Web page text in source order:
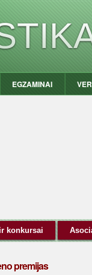
EGZAMINAI
konkursai
premijas